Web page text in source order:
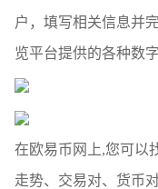
户，填写相关信息并
览平台提供的各种数
在欧易币网上,您可以
走势、交易对、货币